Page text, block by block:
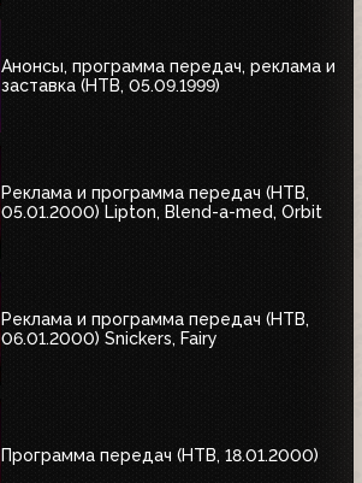
Анонсы, программа передач, реклама и
заставка (НТВ, 05.09.1999)
Реклама и программа передач (НТВ,
05.01.2000) Lipton, Blend-a-med, Orbit
Реклама и программа передач (НТВ,
06.01.2000) Snickers, Fairy
Программа передач (НТВ, 18.01.2000)